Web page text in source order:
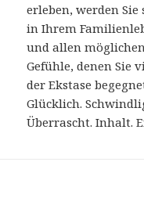
erleben, werden
in Ihrem
und allen
Gefühle, denen Sie
der Ekstase
Glücklich.
Überrascht. Inhalt.